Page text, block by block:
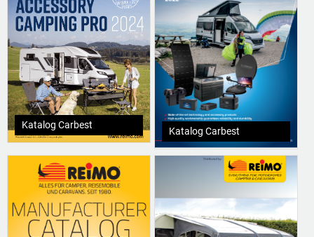
Katalog Carbest
Katalog Carbest